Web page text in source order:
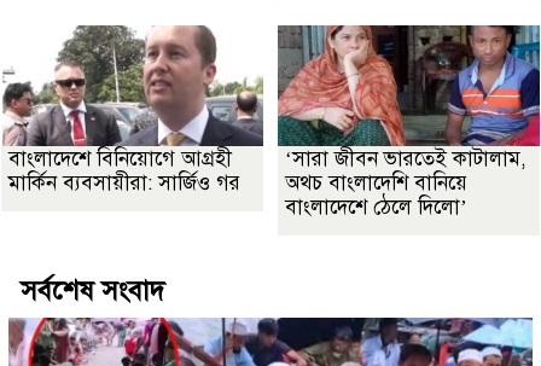
বাংলাদেশে বিনিয়োগে আগ্রহী
মার্কিন ব্যবসায়ীরা: সার্জিও গর
‘সারা জীবন ভারতেই কাটালাম,
অথচ বাংলাদেশি বানিয়ে
বাংলাদেশে ঠেলে দিলো’
সর্বশেষ সংবাদ